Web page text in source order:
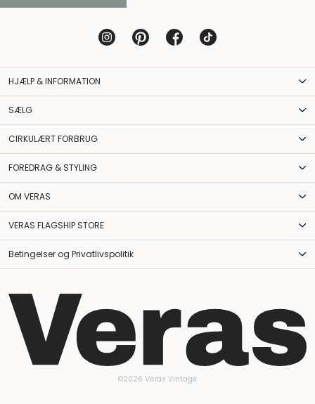
HJÆLP & INFORMATION
SÆLG
CIRKULÆRT FORBRUG
FOREDRAG & STYLING
OM VERAS
VERAS FLAGSHIP STORE
Betingelser og Privatlivspolitik
©2026 Veras Vintage